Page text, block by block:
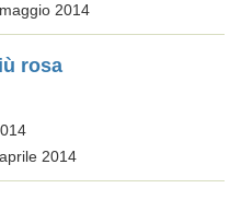
maggio 2014
rosa
aprile 2014